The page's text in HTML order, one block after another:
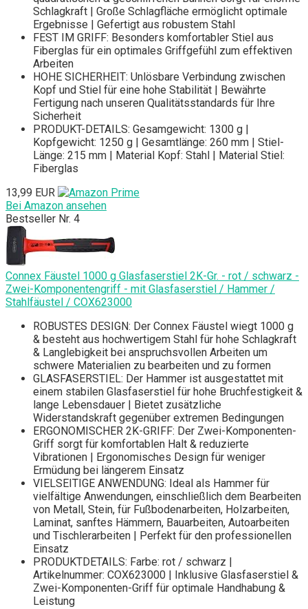
Schlagkraft | Große Schlagfläche ermöglicht optimale
Ergebnisse | Gefertigt aus robustem Stahl
FEST IM GRIFF: Besonders komfortabler Stiel aus
Fiberglas für ein optimales Griffgefühl zum effektiven
Arbeiten
HOHE SICHERHEIT: Unlösbare Verbindung zwischen
Kopf und Stiel für eine hohe Stabilität | Bewährte
Fertigung nach unseren Qualitätsstandards für Ihre
Sicherheit
PRODUKT-DETAILS: Gesamgewicht: 1300 g |
Kopfgewicht: 1250 g | Gesamtlänge: 260 mm | Stiel-
Länge: 215 mm | Material Kopf: Stahl | Material Stiel:
Fiberglas
13,99 EUR
Bei Amazon ansehen
Bestseller Nr. 4
Connex Fäustel 1000 g Glasfaserstiel 2K-Gr. - rot / schwarz -
Zwei-Komponentengriff - mit Glasfaserstiel / Hammer /
Stahlfäustel / COX623000
ROBUSTES DESIGN: Der Connex Fäustel wiegt 1000 g
& besteht aus hochwertigem Stahl für hohe Schlagkraft
& Langlebigkeit bei anspruchsvollen Arbeiten um
schwere Materialien zu bearbeiten und zu formen
GLASFASERSTIEL: Der Hammer ist ausgestattet mit
einem stabilen Glasfaserstiel für hohe Bruchfestigkeit &
lange Lebensdauer | Bietet zusätzliche
Widerstandskraft gegenüber extremen Bedingungen
ERGONOMISCHER 2K-GRIFF: Der Zwei-Komponenten-
Griff sorgt für komfortablen Halt & reduzierte
Vibrationen | Ergonomisches Design für weniger
Ermüdung bei längerem Einsatz
VIELSEITIGE ANWENDUNG: Ideal als Hammer für
vielfältige Anwendungen, einschließlich dem Bearbeiten
von Metall, Stein, für Fußbodenarbeiten, Holzarbeiten,
Laminat, sanftes Hämmern, Bauarbeiten, Autoarbeiten
und Tischlerarbeiten | Perfekt für den professionellen
Einsatz
PRODUKTDETAILS: Farbe: rot / schwarz |
Artikelnummer: COX623000 | Inklusive Glasfaserstiel &
Zwei-Komponenten-Griff für optimale Handhabung &
Leistung